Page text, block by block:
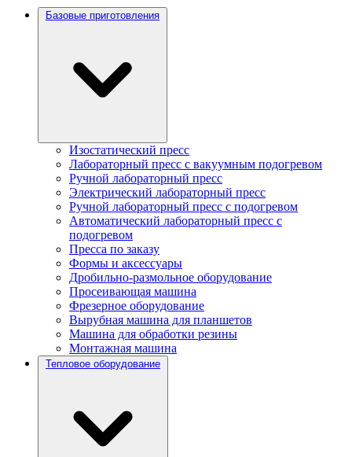
Базовые приготовления
Изостатический пресс
Лабораторный пресс с вакуумным подогревом
Ручной лабораторный пресс
Электрический лабораторный пресс
Ручной лабораторный пресс с подогревом
Автоматический лабораторный пресс с
подогревом
Пресса по заказу
Формы и аксессуары
Дробильно-размольное оборудование
Просеивающая машина
Фрезерное оборудование
Вырубная машина для планшетов
Машина для обработки резины
Монтажная машина
Тепловое оборудование